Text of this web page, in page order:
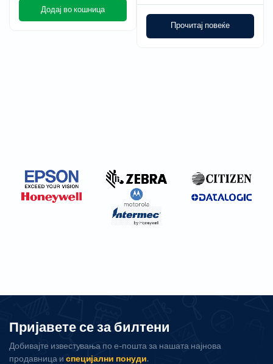
Додај во кошница
Прочитај повеќе
Пријавете се за билтени
Добивајте известувања по е-пошта за нашата најнова
продавница и специјални понуди.